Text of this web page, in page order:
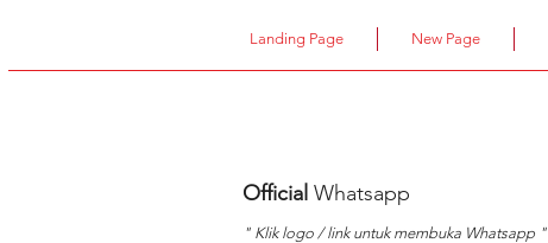
Landing Page New Page
Official Whatsapp
" Klik logo / link untuk membuka Whatsapp "